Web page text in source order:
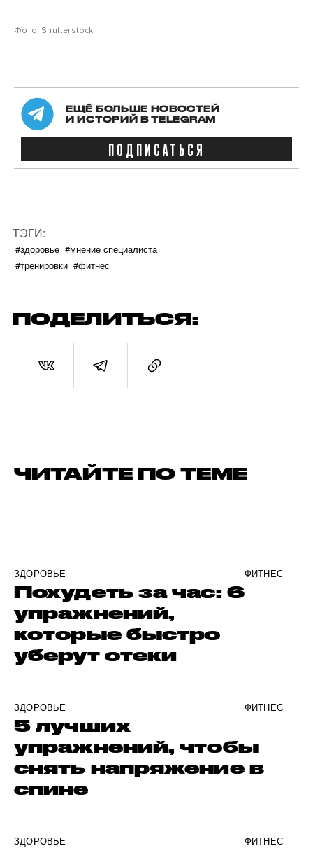
Фото: Shutterstock
ЕЩЁ БОЛЬШЕ НОВОСТЕЙ
И ИСТОРИЙ В TELEGRAM
ПОДПИСАТЬСЯ
ТЭГИ:
#здоровье #мнение специалиста
#тренировки #фитнес
ПОДЕЛИТЬСЯ:
ЧИТАЙТЕ ПО ТЕМЕ
ЗДОРОВЬЕ ФИТНЕС
Похудеть за час: 6
упражнений,
которые быстро
уберут отеки
ЗДОРОВЬЕ ФИТНЕС
5 лучших
упражнений, чтобы
снять напряжение в
спине
ЗДОРОВЬЕ ФИТНЕС